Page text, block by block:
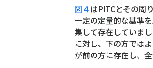
図４はPITCとその周
一定の定量的な基準
集して存在していまし
に対し、下の方では
が前の方に存在し、